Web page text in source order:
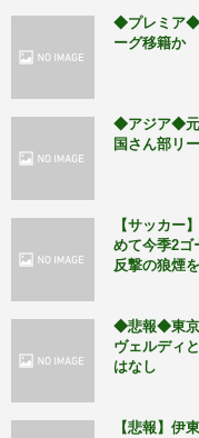
◆プレミア◆
ーグ移籍か
◆アジア◆元
国さん部リ
【サッカー
めて今季2ゴ
反撃の狼煙
◆悲報◆東京
ヴェルディ
はなし
【悲報】伊